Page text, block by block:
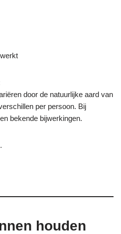
door de natuurlijke aard van
per persoon. Bij
bekende bijwerkingen.
houden